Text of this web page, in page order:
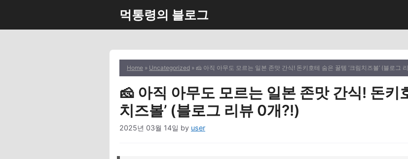
content
먹통령의 블로그
Home » Uncategorized » 🧀 아직 아무도 모르는 일본 존맛 간식! 돈키호테 숨은 꿀템 ‘크림치즈볼’ (블로그
🧀 아직 아무도 모르는 일본 존맛 간식! 돈키
치즈볼’ (블로그 리뷰 0개?!)
2025년 03월 14일 by user